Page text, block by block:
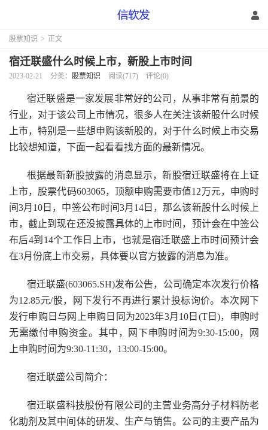
股票知识 > 正文
宿迁联盛什么时候上市，新股上市时间
2023-02-21 分类： 股票知识 阅读(717) 评论(0)
宿迁联盛是一家发展非常好的公司，从事非常有前景的
行业，对于该公司上市情况，很多人在关注该新股什么时候
上市，特别是一些想申购该新股的，对于什么时候上市交易
比较想知道，下面一起看看找方面的最新情况。
根据最新新股披露的消息显示，新股宿迁联盛将在上证
上市，股票代码603065，顶额申购需要市值12万元，申购时
间3月10日，中签公布时间3月14日，那么该新股什么时候上
市，截止到现在还没披露具体的上市时间，预计会在中签公
布后4到14个工作日上市，也就是宿迁联盛上市时间预计会
在3月份底上市交易，具体要以官方披露的消息为准。
宿迁联盛(603065.SH)发布公告，公司确定本次发行价格
为12.85元/股，网下发行不再进行累计投标询价。本次网下
发行申购日与网上申购日同为2023年3月10日(T日)，申购时
无需缴付申购资金。其中，网下申购时间为9:30-15:00，网
上申购时间为9:30-11:30，13:00-15:00。
宿迁联盛公司简介：
宿迁联盛科技股份有限公司的主营业务高分子材料防老
化助剂及其中间体的研发、生产与销售。公司的主要产品为